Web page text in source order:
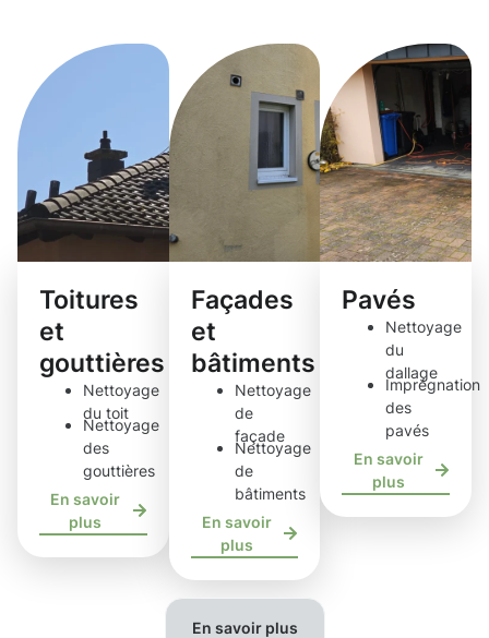
Toitures
et
gouttières
Nettoyage
du toit
Nettoyage
des
gouttières
En savoir
plus
Façades
et
bâtiments
Nettoyage
de
façade
Nettoyage
de
bâtiments
En savoir
plus
Pavés
Nettoyage
du
dallage
Imprégnation
des
pavés
En savoir
plus
En savoir plus